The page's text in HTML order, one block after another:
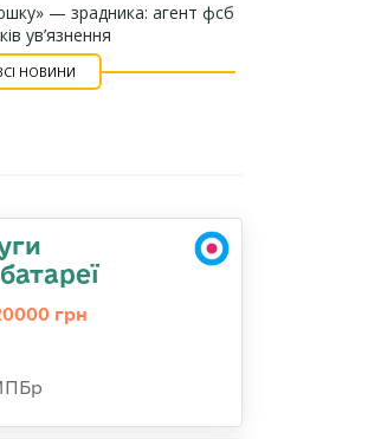
— зрадника: агент фсб
ув’язнення
НОВИНИ
грн